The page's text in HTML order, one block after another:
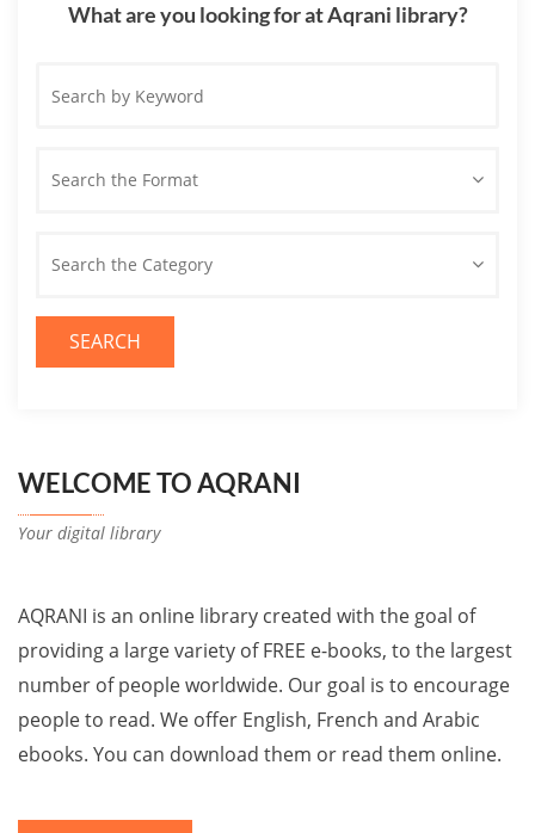
What are you looking for at Aqrani library?
by
Search the Format
Search the Category
SEARCH
WELCOME TO AQRANI
Your digital library
AQRANI is an online library created with the goal of
providing a large variety of FREE e-books, to the largest
number of people worldwide. Our goal is to encourage
people to read. We offer English, French and Arabic
ebooks. You can download them or read them online.